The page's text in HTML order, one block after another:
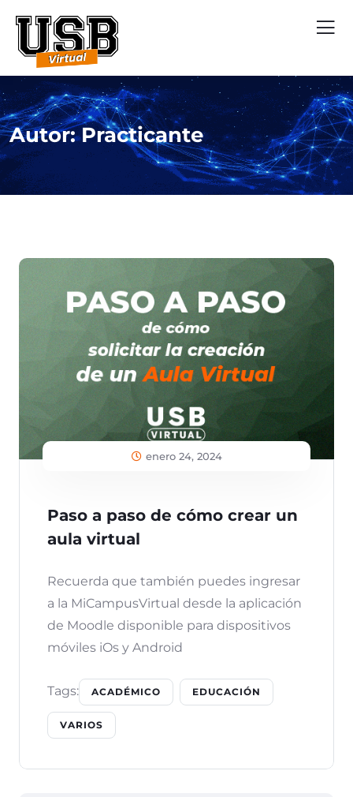
Autor:Practicante
enero 24, 2024
Paso a paso de cómo crear un
aula virtual
Recuerda que también puedes ingresar
a la MiCampusVirtual desde la aplicación
de Moodle disponible para dispositivos
móviles iOs y Android
Tags: ACADÉMICO EDUCACIÓN
VARIOS